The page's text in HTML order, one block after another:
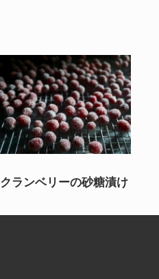
クランベリーの砂糖漬け